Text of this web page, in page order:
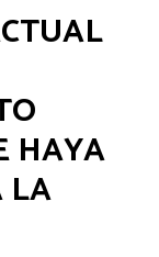
HAYA
LA